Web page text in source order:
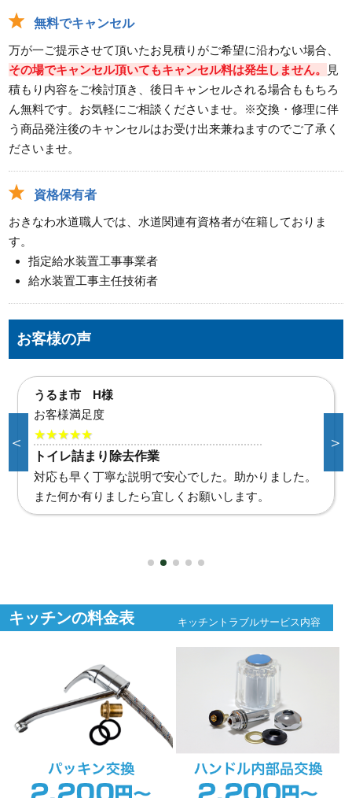
無料でキャンセル
万が一ご提示させて頂いたお見積りがご希望に沿わない場合、
その場でキャンセル頂いてもキャンセル料は発生しません。
見
積もり内容をご検討頂き、後日キャンセルされる場合ももちろ
ん無料です。お気軽にご相談くださいませ。※交換・修理に伴
う商品発注後のキャンセルはお受け出来兼ねますのでご了承く
ださいませ。
資格保有者
おきなわ水道職人では、水道関連有資格者が在籍しておりま
す。
指定給水装置工事事業者
給水装置工事主任技術者
お客様の声
与那原町 H様
お客様満足度
★★★★★
ウォシュレット取り付け
早急に対応していただきありがとうございます。
取り付け取り外し方も作業しながら説明していただき
勉強になりました。
＜ ＞
キッチンの料金表 キッチントラブルサービス内容